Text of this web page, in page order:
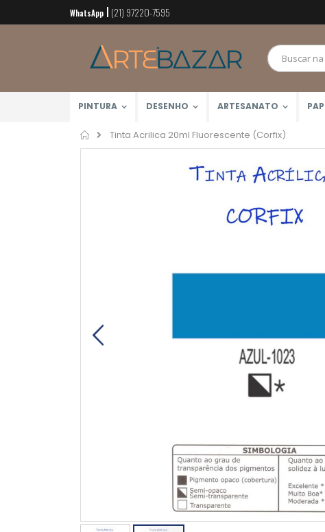
Pular
para
conteúdo
WhatsApp (21) 97220-7595
PINTURA DESENHO ARTESANATO
Home
Tinta Acrilica 20ml Fluorescente (Corfix)
Pular